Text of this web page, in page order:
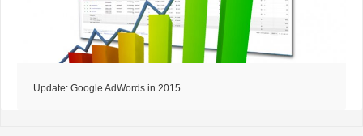
Update: Google AdWords in 2015